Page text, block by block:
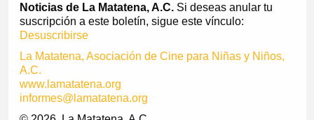
Noticias de La Matatena, A.C.Si deseas anular tu
suscripción a este boletín, sigue este vínculo:
Desuscribirse
La Matatena, Asociación de Cine para Niñas y Niños,
A.C.
www.lamatatena.org
informes@lamatatena.org